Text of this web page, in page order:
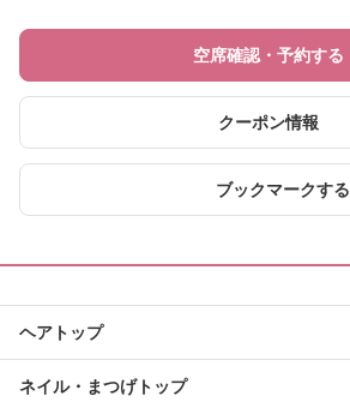
空席確認・予約する
クーポン情報
ブックマークする
ヘアトップ
ネイル・まつげトップ